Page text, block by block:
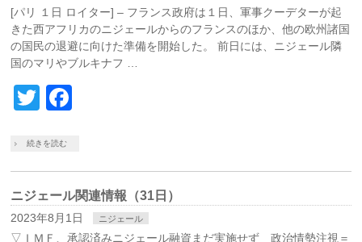
[パリ １日 ロイター] – フランス政府は１日、軍事クーデターが起
きた西アフリカのニジェールからのフランスのほか、他の欧州諸国
の国民の退避に向けた準備を開始した。 前日には、ニジェール隣
国のマリやブルキナフ …
Twitter
続きを読む
ニジェール関連情報（31日）
2023年8月1日 ニジェール
▽ＩＭＦ、承認済みニジェール融資まだ実施せず 政治情勢注視＝